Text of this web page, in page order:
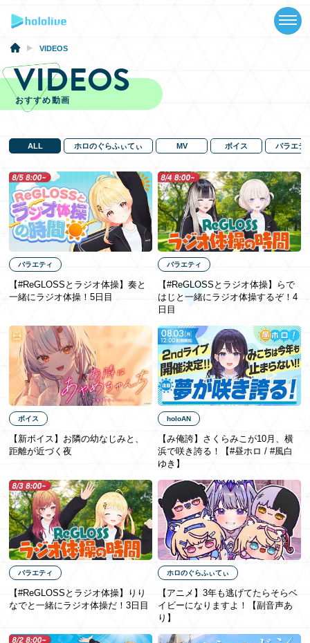
ABOUT
TALENT
SCHEDULE
EVENTS
VIDEOS
MUSIC
GOODS
SPECIAL
EN
VIDEOS
VIDEOS
おすすめ動画
ALL ホロのぐらふぃてぃ MV ボイス バラエテ
バラエティ
【#ReGLOSSとラジオ体操】奏と
一緒にラジオ体操！5日目
バラエティ
【#ReGLOSSとラジオ体操】らで
はじと一緒にラジオ体操するぞ！4
日目
ボイス
【新ボイス】お隣の幼なじみと、
距離が近づく夜
holoAN
【み俺誇】さくらみこが10月、横
浜で咲き誇る！【#昼ホロ / #風白
ゆき】
バラエティ
【#ReGLOSSとラジオ体操】りり
なでと一緒にラジオ体操だ！3日目
ホロのぐらふぃてぃ
【アニメ】3年も​逃げてたら​そらベ
イビーに​なりますよ！【副音声あ
り】